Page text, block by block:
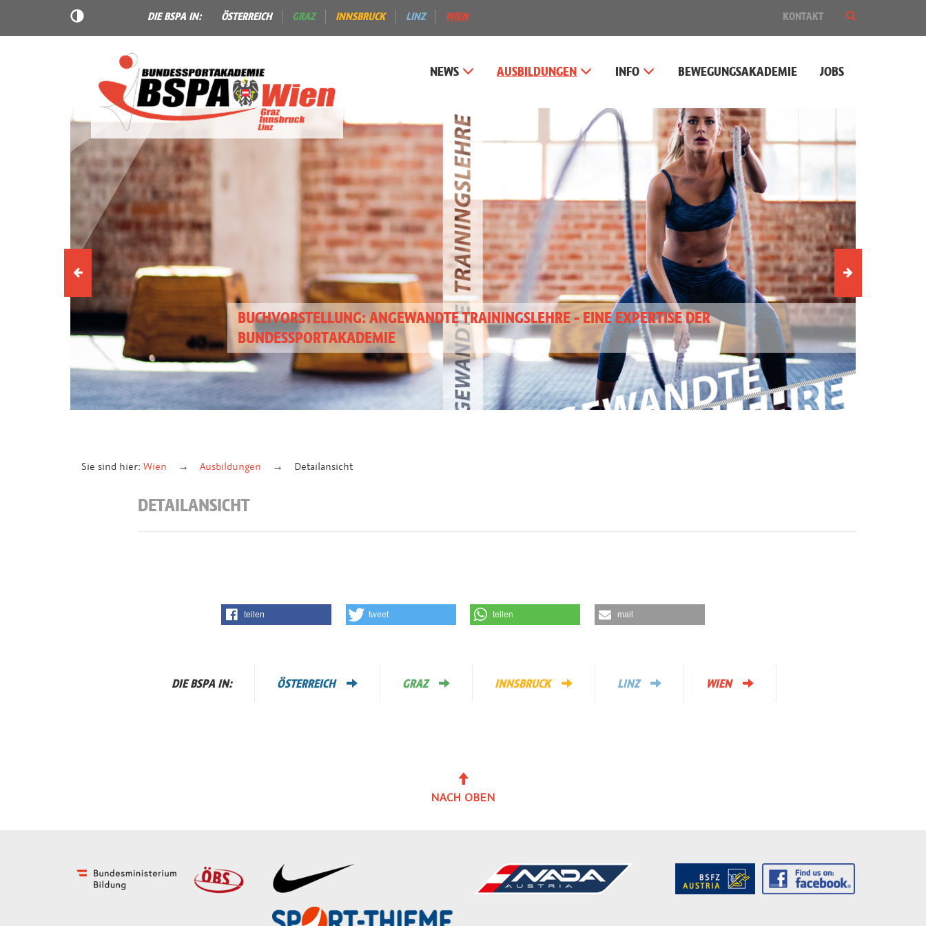
DIE BSPA IN: ÖSTERREICH GRAZ INNSBRUCK LINZ WIEN KONTAKT
SUCHE
NEWS AUSBILDUNGEN INFO BEWEGUNGSAKADEMIE JOBS
Vorheriges
BUCHVORSTELLUNG: ANGEWANDTE TRAININGSLEHRE - EINE EXPERTISE DER
BUNDESSPORTAKADEMIE
Sie sind hier: Wien Ausbildungen Detailansicht
DETAILANSICHT
teilen tweet teilen mail
DIE BSPA IN: ÖSTERREICH GRAZ INNSBRUCK LINZ WIEN
NACH OBEN